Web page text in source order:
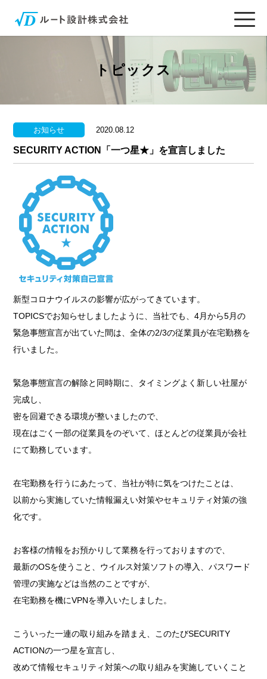
トピックス
お知らせ 2020.08.12
SECURITY ACTION「一つ星★」を宣言しました
新型コロナウイルスの影響が広がってきています。
TOPICSでお知らせしましたように、当社でも、4月から5月の
緊急事態宣言が出ていた間は、全体の2/3の従業員が在宅勤務を
行いました。
緊急事態宣言の解除と同時期に、タイミングよく新しい社屋が
完成し、
密を回避できる環境が整いましたので、
現在はごく一部の従業員をのぞいて、ほとんどの従業員が会社
にて勤務しています。
在宅勤務を行うにあたって、当社が特に気をつけたことは、
以前から実施していた情報漏えい対策やセキュリティ対策の強
化です。
お客様の情報をお預かりして業務を行っておりますので、
最新のOSを使うこと、ウイルス対策ソフトの導入、パスワード
管理の実施などは当然のことですが、
在宅勤務を機にVPNを導入いたしました。
こういった一連の取り組みを踏まえ、このたびSECURITY
ACTIONの一つ星を宣言し、
改めて情報セキュリティ対策への取り組みを実施していくこと